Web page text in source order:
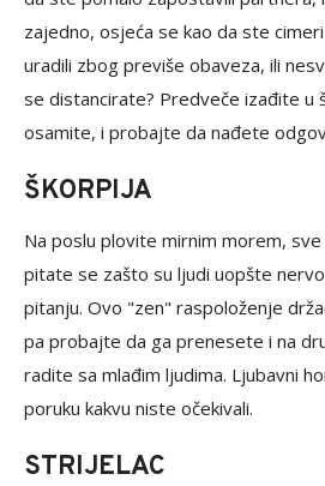
zajedno, osjeća se kao da ste
uradili zbog previše obaveza, ili
se distancirate? Predveče izađite u
osamite, i probajte da nađete
ŠKORPIJA
Na poslu plovite mirnim morem,
pitate se zašto su ljudi uopšte
pitanju. Ovo "zen" raspoloženje
pa probajte da ga prenesete i na
radite sa mlađim ljudima. Ljubavni
poruku kakvu niste očekivali.
STRIJELAC